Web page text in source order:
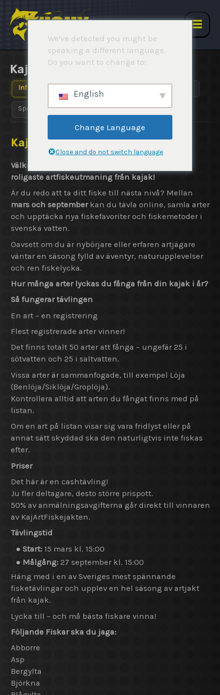
innehåll
Main
KajArtfiskejakten 2026
Info Rapporter
Sponsorer
KajArtfiskejakten 2026
Välkommen till KajArtFiskejakten – Sveriges
roligaste artfiskeutmaning från kajak!
Är du redo att ta ditt fiske till nästa nivå? Mellan
mars och septemberkan du tävla online, samla arter
och upptäcka nya fiskefavoriter och fiskemetoder i
svenska vatten.
Oavsett om du är nybörjare eller erfaren artjägare
väntar en säsong fylld av äventyr, naturupplevelser
och ren fiskelycka.
Hur många arter lyckas du fånga från din kajak i år?
Så fungerar tävlingen
En art – en registrering
Flest registrerade arter vinner!
Det finns totalt 50 arter att fånga – ungefär 25 i
sötvatten och 25 i saltvatten.
Vissa arter är sammanfogade, till exempel Löja
(Benlöja/Siklöja/Groplöja).
Kontrollera alltid att arten du fångat finns med på
listan.
Om en art på listan visar sig vara fridlyst eller på
annat sätt skyddad ska den naturligtvis inte fiskas
efter.
Priser
Det här är en cashtävling!
Ju fler deltagare, desto större prispott.
50% av anmälningsavgifterna går direkt till vinnaren
av KajArtFiskejakten.
Tävlingstid
●Start: 15 mars kl. 15:00
● Målgång: 27 september kl. 15:00
Häng med i en av Sveriges mest spännande
fisketävlingar och upplev en hel säsong av artjakt
från kajak.
Lycka till – och må bästa fiskare vinna!
Följande Fiskar ska du jaga:
Abborre
Asp
Bergylta
Björkna
We've detected you might be
speaking a different language.
Do you want to change to:
English
Change Language
Close and do not switch language